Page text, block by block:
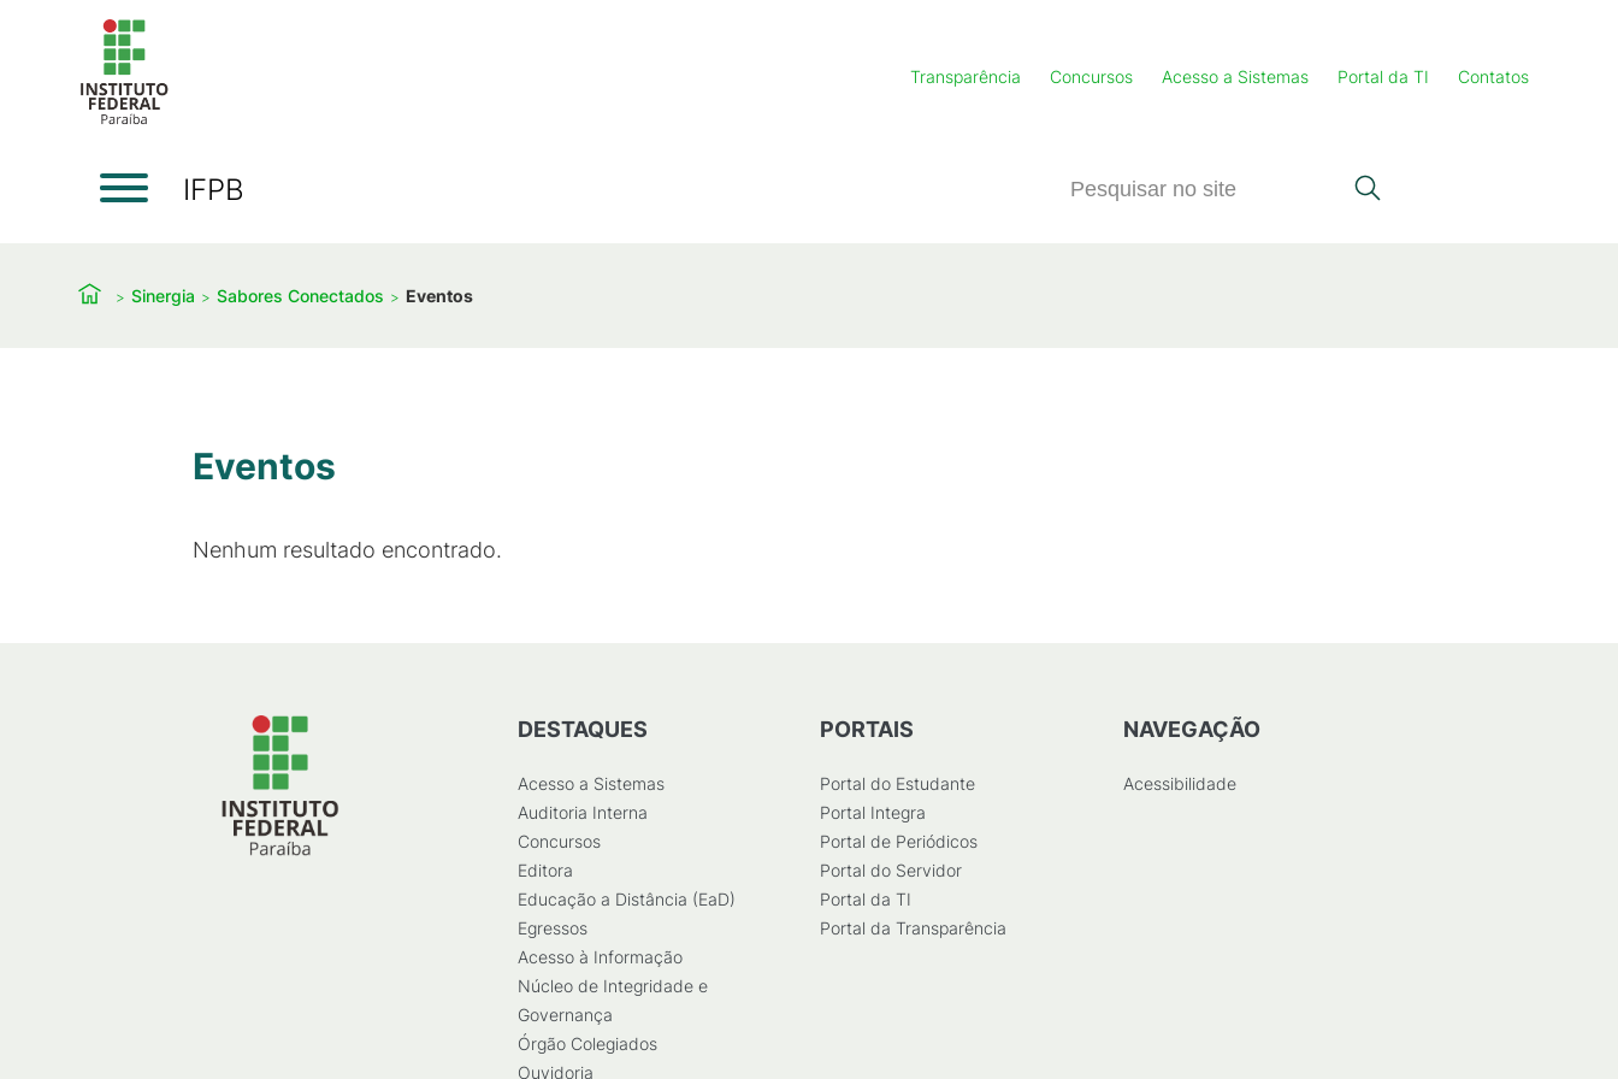
Transparência Concursos Acesso a Sistemas Portal da TI Contatos
IFPB
Sinergia Sabores Conectados Eventos
Eventos
Nenhum resultado encontrado.
DESTAQUES
Acesso a Sistemas
Auditoria Interna
Concursos
Editora
Educação a Distância (EaD)
Egressos
Acesso à Informação
Núcleo de Integridade e
Governança
Órgão Colegiados
Ouvidoria
PORTAIS
Portal do Estudante
Portal Integra
Portal de Periódicos
Portal do Servidor
Portal da TI
Portal da Transparência
NAVEGAÇÃO
Acessibilidade